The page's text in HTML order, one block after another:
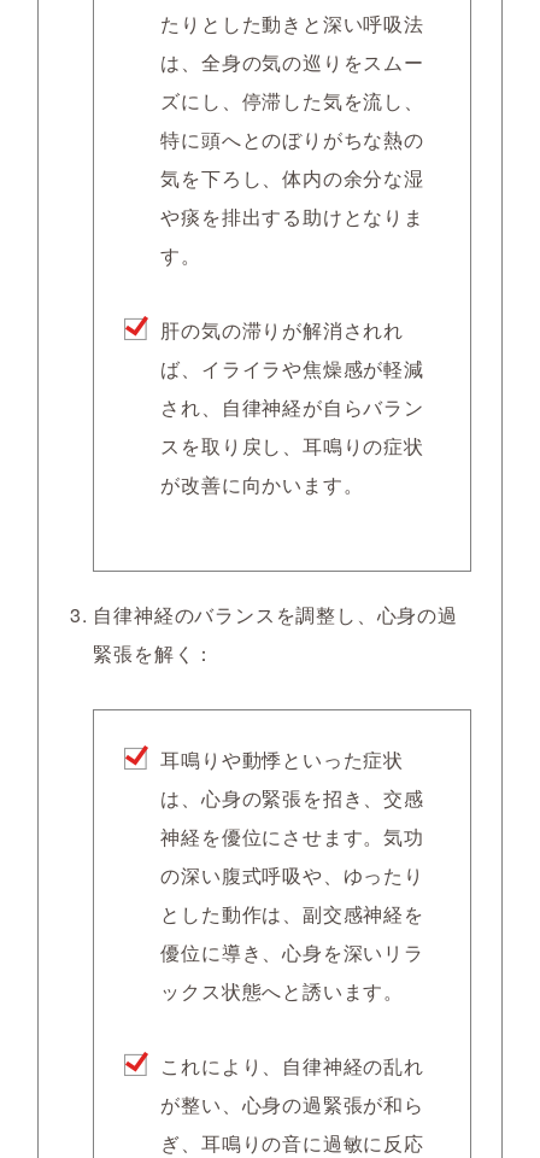
たりとした動きと深い呼吸法
は、全身の気の巡りをスムー
ズにし、停滞した気を流し、
特に頭へとのぼりがちな熱の
気を下ろし、体内の余分な湿
や痰を排出する助けとなりま
す。
肝の気の滞りが解消されれ
ば、イライラや焦燥感が軽減
され、自律神経が自らバラン
スを取り戻し、耳鳴りの症状
が改善に向かいます。
自律神経のバランスを調整し、心身の過
緊張を解く ：
耳鳴りや動悸といった症状
は、心身の緊張を招き、交感
神経を優位にさせます。気功
の深い腹式呼吸や、ゆったり
とした動作は、副交感神経を
優位に導き、心身を深いリラ
ックス状態へと誘います。
これにより、自律神経の乱れ
が整い、心身の過緊張が和ら
ぎ、耳鳴りの音に過敏に反応